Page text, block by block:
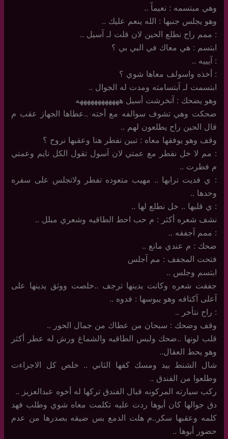
وهي مبتسمه : نعيماً ..
وهو يجلس جنبها : الله ينعم عليك ..
: ممم راح نطلع الحين لان قلت لـ آسيل ..
ابتسم : هي معاك في البي بي ؟
: آيييه ..
: أخذه واسولف معاها شوي ؟
ابتسمت لـ آبتسامته ومدت له الجوال ..
وهو يضحك : آنخرشت أسيل ههههههههههههه
ضحكت وهي تشوف سوالفه مع أخته ..عطاها الجهاز عقب م
قال الحين راح يطلعون لهم ..
وقف وهو يوفقها معاه : تبين نفطر هنا وعقبها نروح ؟
: مم لا خل نفطر مع عمتي لان آسول تقول الكل نايم وعمتي
م فطرت ..
: ي فديت ترابها .. مهيب متعوده تفطر ولاتجلس على سفره
وحدها ..
: ي قلبها .. خل نطلع لها ..
نشف شعره أكثر : م حب احط الطاقيه وشعري مبلل ..
: ممم آجففه ..
ضحك : م عندي مانع ..
فتحت المجفف : مم آجلس
ابتسم وجلس ..
جففت شعره وكانت يدينها ترجف ..خلصت ووثق يدينها على
آعلى آكتافه وهو يبوسها : فدوه ..
: راح نتأخر ..
وقف وضحك : سبحان من عطاك من جمال الحور ..
قلب لونها ..ضحك ولبس الطاقيه والشماغ ورش له عطر أكثر
وهو يحط العقال..
شال الشنط بيد ومسك كفها الثاني .. خلص كل الاجراءت
وطلعوا من الفندق ..
ركب سيارته المركونه قبال الفندق تركها له أخوه عبدالعزيز ..
دق جوالها كان أبوها ردت عليه تكلمت معاه شوي وطلب فهد
كلمه وعقبها سكر..م هلت الدمع بس ضيقه بصدرها من عدم
حضور أبوها ..